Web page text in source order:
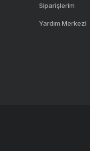
Siparişlerim
Yardım Merkezi